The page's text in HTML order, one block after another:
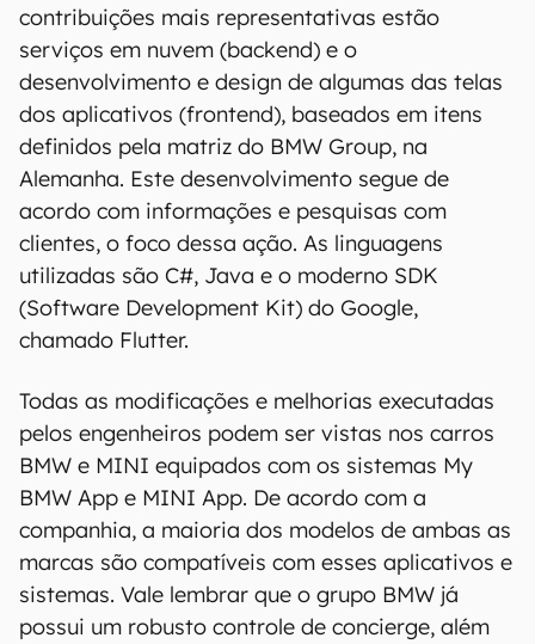
contribuições mais representativas estão
serviços em nuvem (backend) e o
desenvolvimento e design de algumas das telas
dos aplicativos (frontend), baseados em itens
definidos pela matriz do BMW Group, na
Alemanha. Este desenvolvimento segue de
acordo com informações e pesquisas com
clientes, o foco dessa ação. As linguagens
utilizadas são C#, Java e o moderno SDK
(Software Development Kit) do Google,
chamado Flutter.
Todas as modificações e melhorias executadas
pelos engenheiros podem ser vistas nos carros
BMW e MINI equipados com os sistemas My
BMW App e MINI App. De acordo com a
companhia, a maioria dos modelos de ambas as
marcas são compatíveis com esses aplicativos e
sistemas. Vale lembrar que o grupo BMW já
possui um robusto controle de concierge, além